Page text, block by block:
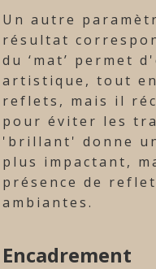
Un autre
résultat
du ‘mat’ permet
artistique, tout
reflets, mais il
pour éviter les
'brillant' donne
plus impactant,
présence de
ambiantes.
Encadrement